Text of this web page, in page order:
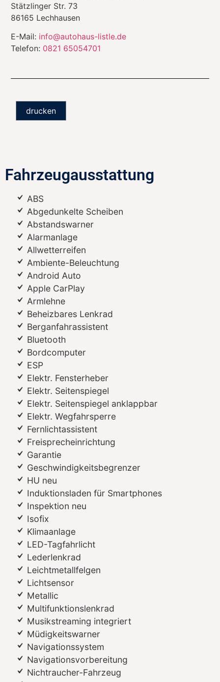
Stätzlinger Str. 73
86165 Lechhausen
E-Mail: info@autohaus-listle.de
Telefon: 0821 65054701
drucken
Fahrzeugausstattung
ABS
Abgedunkelte Scheiben
Abstandswarner
Alarmanlage
Allwetterreifen
Ambiente-Beleuchtung
Android Auto
Apple CarPlay
Armlehne
Beheizbares Lenkrad
Berganfahrassistent
Bluetooth
Bordcomputer
ESP
Elektr. Fensterheber
Elektr. Seitenspiegel
Elektr. Seitenspiegel anklappbar
Elektr. Wegfahrsperre
Fernlichtassistent
Freisprecheinrichtung
Garantie
Geschwindigkeitsbegrenzer
HU neu
Induktionsladen für Smartphones
Inspektion neu
Isofix
Klimaanlage
LED-Tagfahrlicht
Lederlenkrad
Leichtmetallfelgen
Lichtsensor
Metallic
Multifunktionslenkrad
Musikstreaming integriert
Müdigkeitswarner
Navigationssystem
Navigationsvorbereitung
Nichtraucher-Fahrzeug